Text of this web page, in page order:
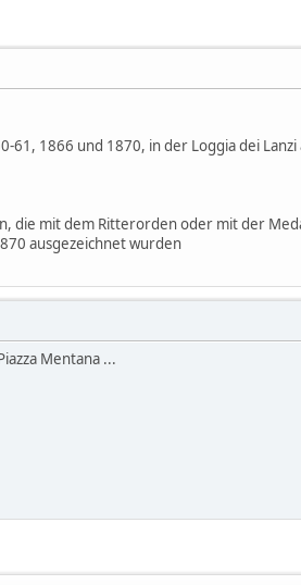
1866 und 1870, in der Loggia dei Lanzi
die mit dem Ritterorden oder mit der
ausgezeichnet wurden
Mentana ...